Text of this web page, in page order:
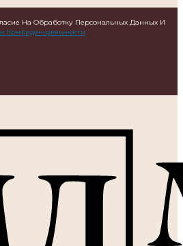
На Обработку Персональных Данных И
Конфиденциальности